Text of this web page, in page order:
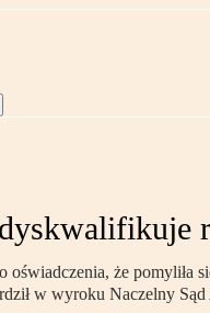
oświadczenia, że
w wyroku Naczelny